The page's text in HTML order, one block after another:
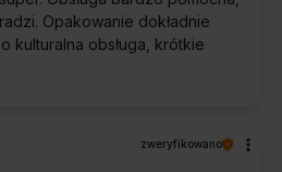
Opakowanie dokładnie
kulturalna obsługa, krótkie
zweryfikowano